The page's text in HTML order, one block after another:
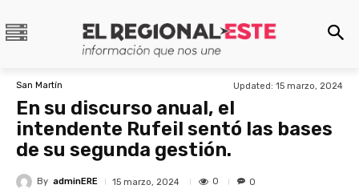
San Martín Updated: 15 marzo, 2024
En su discurso anual, el
intendente Rufeil sentó las bases
de su segunda gestión.
By adminERE 15 marzo, 2024 0 0